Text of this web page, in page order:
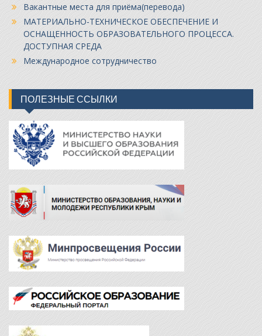
Вакантные места для приёма(перевода)
МАТЕРИАЛЬНО-ТЕХНИЧЕСКОЕ ОБЕСПЕЧЕНИЕ И
ОСНАЩЕННОСТЬ ОБРАЗОВАТЕЛЬНОГО ПРОЦЕССА.
ДОСТУПНАЯ СРЕДА
Международное сотрудничество
ПОЛЕЗНЫЕ ССЫЛКИ